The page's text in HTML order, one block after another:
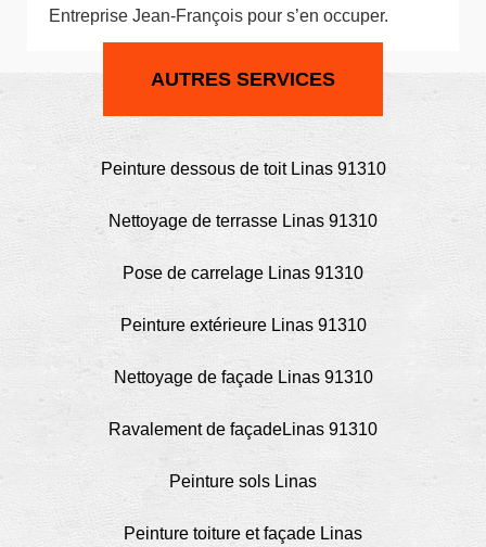
Entreprise Jean-François pour s’en occuper.
AUTRES SERVICES
Peinture dessous de toit Linas 91310
Nettoyage de terrasse Linas 91310
Pose de carrelage Linas 91310
Peinture extérieure Linas 91310
Nettoyage de façade Linas 91310
Ravalement de façadeLinas 91310
Peinture sols Linas
Peinture toiture et façade Linas